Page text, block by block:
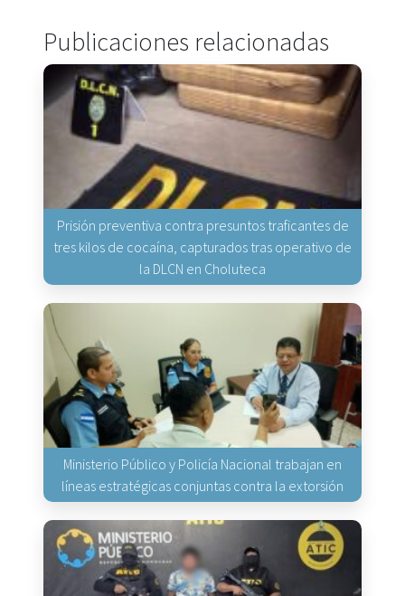
Publicaciones relacionadas
Prisión preventiva contra presuntos traficantes de
tres kilos de cocaína, capturados tras operativo de
la DLCN en Choluteca
Ministerio Público y Policía Nacional trabajan en
líneas estratégicas conjuntas contra la extorsión